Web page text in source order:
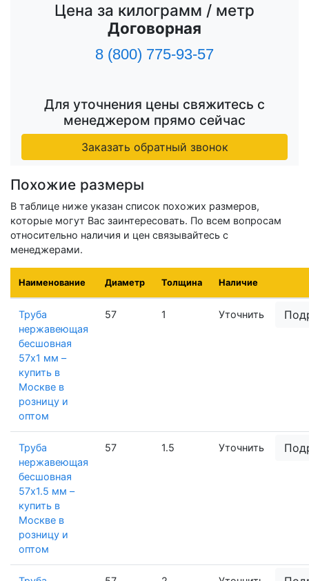
Цена за килограмм / метр
Договорная
8 (800) 775-93-57
Для уточнения цены свяжитесь с
менеджером прямо сейчас
Заказать обратный звонок
Похожие размеры
В таблице ниже указан список похожих размеров,
которые могут Вас заинтересовать. По всем вопросам
относительно наличия и цен связывайтесь с
менеджерами.
Наименование Диаметр Толщина Наличие
Труба
нержавеющая
бесшовная
57х1 мм –
купить в
Москве в
розницу и
оптом
57 1 Уточнить
Труба
нержавеющая
бесшовная
57х1.5 мм –
купить в
Москве в
розницу и
оптом
57 1.5 Уточнить